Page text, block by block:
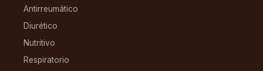
Antirreumático
Diurético
Nutritivo
Respiratorio